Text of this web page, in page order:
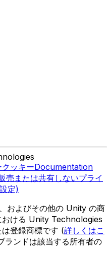
クッキーDocumentation
売または共有しないプライ
定)
およびその他の Unity の商
おける Unity Technologies
登録商標です (詳しくはこ
ランドは該当する所有者の